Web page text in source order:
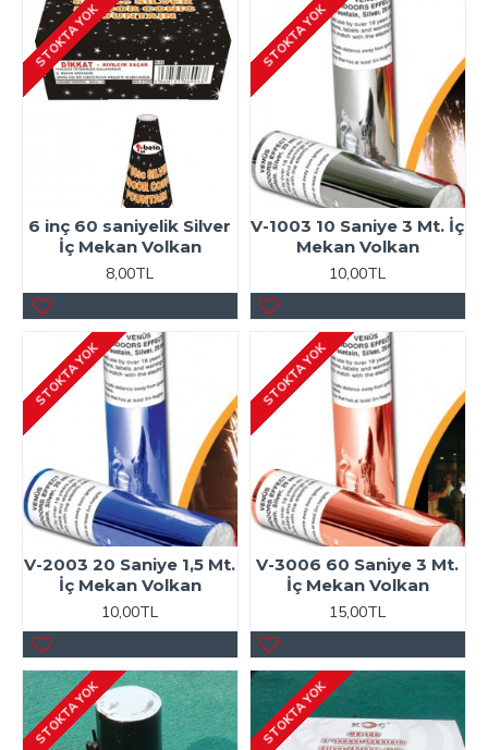
STOKTA YOK
6 inç 60 saniyelik Silver
İç Mekan Volkan
8,00TL
STOKTA YOK
V-1003 10 Saniye 3 Mt. İç
Mekan Volkan
10,00TL
STOKTA YOK
V-2003 20 Saniye 1,5 Mt.
İç Mekan Volkan
10,00TL
STOKTA YOK
V-3006 60 Saniye 3 Mt.
İç Mekan Volkan
15,00TL
STOKTA YOK STOKTA YOK